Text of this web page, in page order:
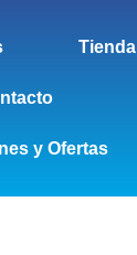
Tienda
y Ofertas